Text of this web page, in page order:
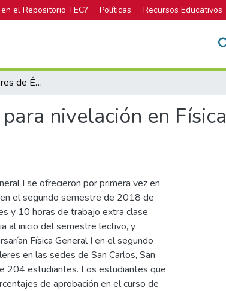
el Repositorio TEC? Políticas Recursos Educativos
Propuesta de talleres de Éxito Académico para nivelación en Física General I. Segundo semestre 2018
nivelación en Física
I se ofrecieron por primera vez en
el segundo semestre de 2018 de
y 10 horas de trabajo extra clase
al inicio del semestre lectivo, y
Física General I en el segundo
en las sedes de San Carlos, San
204 estudiantes. Los estudiantes que
de aprobación en el curso de